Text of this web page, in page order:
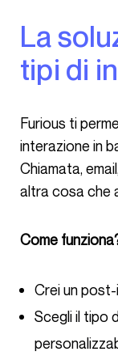
La soluzione: crea i tuoi
tipi di
Furious ti permette di creare o modificare i tipi di
interazione in
Chiamata,
altra cosa che
Come
Crei un
Scegli il tipo